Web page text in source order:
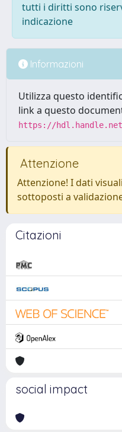
tutti i diritti sono
indicazione
Informazioni
Utilizza questo
link a questo
https://hdl.handle.net/
Attenzione
Attenzione! I dati
sottoposti a
Citazioni
social impact